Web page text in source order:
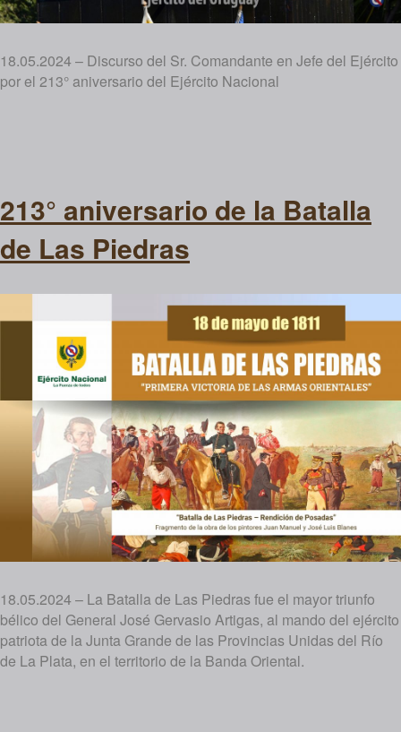
18.05.2024 – Discurso del Sr. Comandante en Jefe del Ejército
por el 213° aniversario del Ejército Nacional
213° aniversario de la Batalla
de Las Piedras
18.05.2024 – La Batalla de Las Piedras fue el mayor triunfo
bélico del General José Gervasio Artigas, al mando del ejército
patriota de la Junta Grande de las Provincias Unidas del Río
de La Plata, en el territorio de la Banda Oriental.